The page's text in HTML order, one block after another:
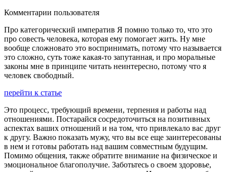
Комментарии пользователя
Про категорический императив Я помню только то, что это
про совесть человека, которая ему помогает жить. Ну мне
вообще сложновато это воспринимать, потому что называется
это сложно, суть тоже какая-то запутанная, и про моральные
законы мне в принципе читать неинтересно, потому что я
человек свободный.
перейти к статье
Это процесс, требующий времени, терпения и работы над
отношениями. Постарайся сосредоточиться на позитивных
аспектах ваших отношений и на том, что привлекало вас друг
к другу. Важно показать мужу, что вы все еще заинтересованы
в нем и готовы работать над вашим совместным будущим.
Помимо общения, также обратите внимание на физическое и
эмоциональное благополучие. Заботьтесь о своем здоровье,